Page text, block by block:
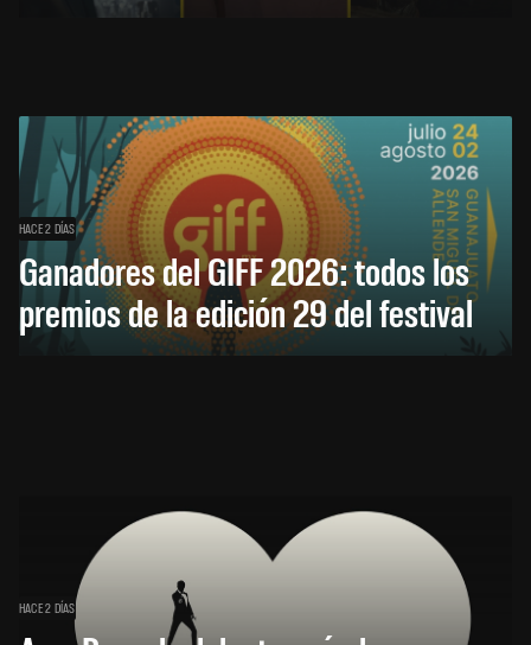
HACE 2 DÍAS
Ganadores del GIFF 2026: todos los
premios de la edición 29 del festival
HACE 2 DÍAS